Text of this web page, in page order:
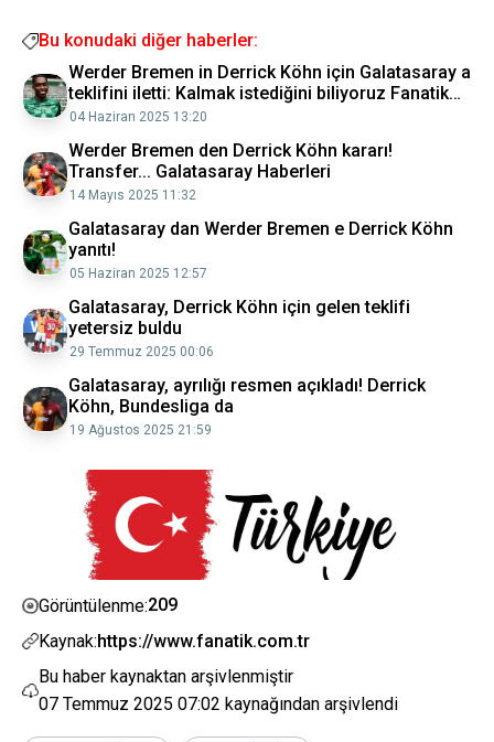
Bu konudaki diğer haberler:
Werder Bremen in Derrick Köhn için Galatasaray a
teklifini iletti: Kalmak istediğini biliyoruz Fanatik
Gazetesi Galatasaray (GS) Haberleri Spor
04 Haziran 2025 13:20
Werder Bremen den Derrick Köhn kararı!
Transfer... Galatasaray Haberleri
14 Mayıs 2025 11:32
Galatasaray dan Werder Bremen e Derrick Köhn
yanıtı!
05 Haziran 2025 12:57
Galatasaray, Derrick Köhn için gelen teklifi
yetersiz buldu
29 Temmuz 2025 00:06
Galatasaray, ayrılığı resmen açıkladı! Derrick
Köhn, Bundesliga da
19 Ağustos 2025 21:59
Görüntülenme:209
Kaynak:https://www.fanatik.com.tr
Bu haber kaynaktan arşivlenmiştir
07 Temmuz 2025 07:02 kaynağından arşivlendi